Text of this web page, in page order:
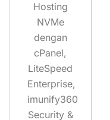
Hosting
NVMe
dengan
cPanel,
LiteSpeed
Enterprise,
imunify360
Security &